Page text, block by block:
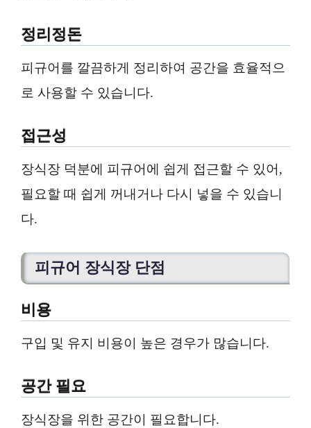
정리정돈
피규어를 깔끔하게 정리하여 공간을 효율적으
로 사용할 수 있습니다.
접근성
장식장 덕분에 피규어에 쉽게 접근할 수 있어,
필요할 때 쉽게 꺼내거나 다시 넣을 수 있습니
다.
피규어 장식장 단점
비용
구입 및 유지 비용이 높은 경우가 많습니다.
공간 필요
장식장을 위한 공간이 필요합니다.